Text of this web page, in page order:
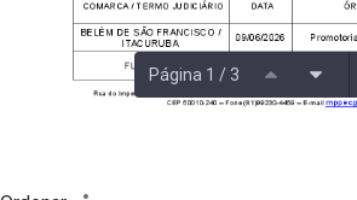
Página 1 / 3